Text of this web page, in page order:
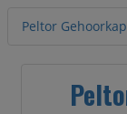
Peltor